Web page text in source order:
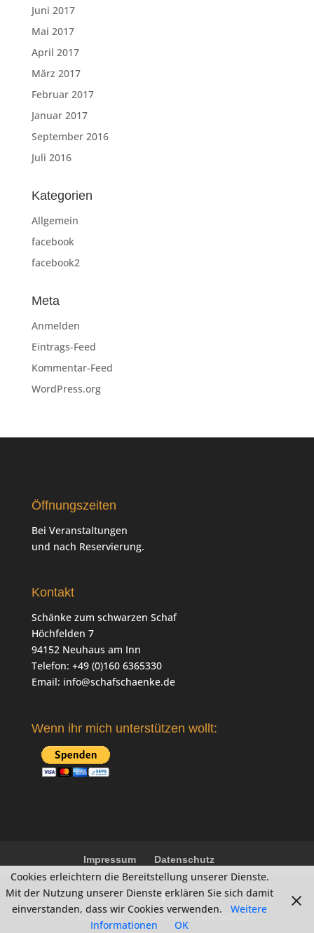
Juni 2017
Mai 2017
April 2017
März 2017
Februar 2017
Januar 2017
September 2016
Juli 2016
Kategorien
Allgemein
facebook
facebook2
Meta
Anmelden
Eintrags-Feed
Kommentar-Feed
WordPress.org
Öffnungszeiten
Bei Veranstaltungen
und nach Reservierung.
Kontakt
Schänke zum schwarzen Schaf
Höchfelden 7
94152 Neuhaus am Inn
Telefon: +49 (0)160 6365330
Email: info@schafschaenke.de
Wenn ihr mich unterstützen wollt:
Impressum Datenschutz
© Schänke zum schwarzen Schaf
Cookies erleichtern die Bereitstellung unserer Dienste.
Mit der Nutzung unserer Dienste erklären Sie sich damit
einverstanden, dass wir Cookies verwenden.
Weitere
Informationen
OK